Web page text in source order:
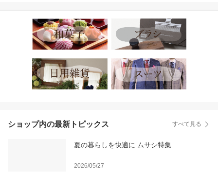
戸牛 志方牛 豚 ロースト
ビーフ 》
ショップ内の最新トピックス すべて見る
夏の暮らしを快適に ムサシ特集
2026/05/27